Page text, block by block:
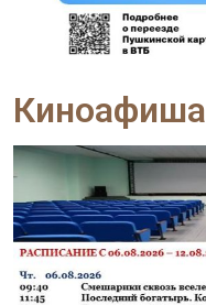
Киноафиша